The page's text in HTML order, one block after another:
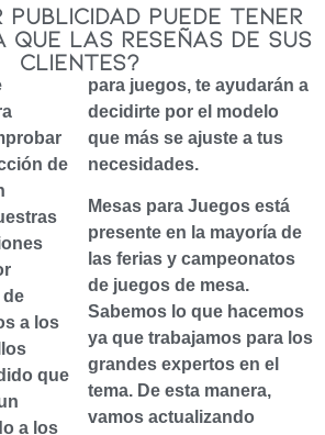
publicidad puede tener
que las reseñas de sus
clientes?
de
de
a los
que
a los
para juegos, te ayudarán a
decidirte por el modelo
que más se ajuste a tus
necesidades.
Mesas para Juegos está
presente en la mayoría de
las ferias y campeonatos
de juegos de mesa.
Sabemos lo que hacemos
ya que trabajamos para los
grandes expertos en el
tema. De esta manera,
vamos actualizando